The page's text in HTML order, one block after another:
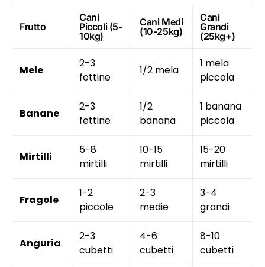
Frutto
Cani
Piccoli (5-
10kg)
Cani Medi
(10-25kg)
Cani
Grandi
(25kg+)
Mele
2-3
fettine
1/2 mela
1 mela
piccola
Banane
2-3
fettine
1/2
banana
1 banana
piccola
Mirtilli
5-8
mirtilli
10-15
mirtilli
15-20
mirtilli
Fragole
1-2
piccole
2-3
medie
3-4
grandi
Anguria
2-3
cubetti
4-6
cubetti
8-10
cubetti